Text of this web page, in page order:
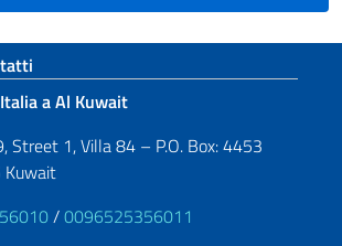
footer
a Al Kuwait
Street 1, Villa 84 – P.O. Box: 4453
/0096525356011